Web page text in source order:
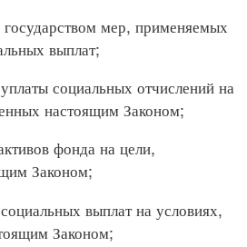
мер, применяемых
выплат;
социальных отчислений на
настоящим Законом;
фонда на цели,
Законом;
выплат на условиях,
Законом;